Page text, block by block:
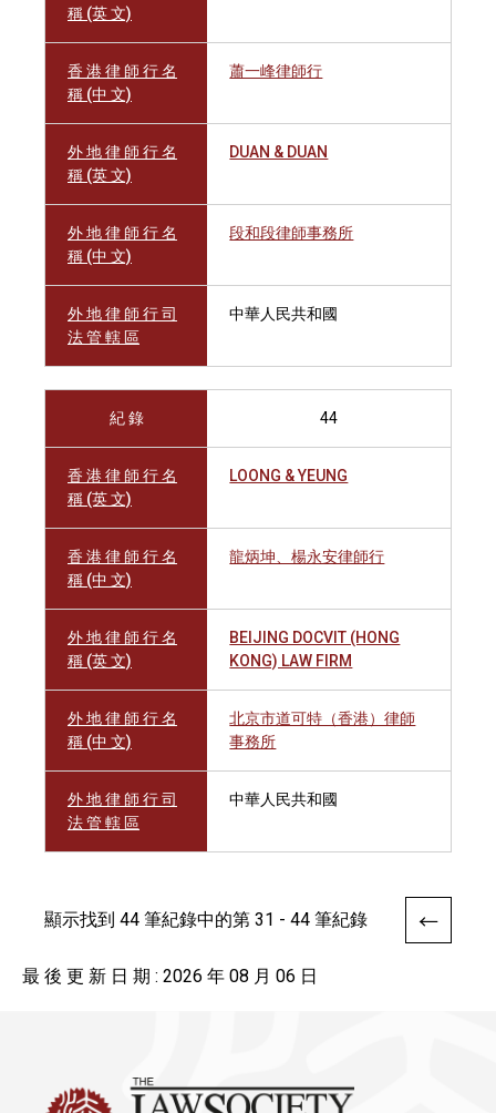
稱 (英 文)
香 港 律 師 行 名
稱 (中 文)
蕭一峰律師行
外 地 律 師 行 名
稱 (英 文)
DUAN & DUAN
外 地 律 師 行 名
稱 (中 文)
段和段律師事務所
外 地 律 師 行 司
法 管 轄 區
中華人民共和國
紀 錄 44
香 港 律 師 行 名
稱 (英 文)
LOONG & YEUNG
香 港 律 師 行 名
稱 (中 文)
龍炳坤、楊永安律師行
外 地 律 師 行 名
稱 (英 文)
BEIJING DOCVIT (HONG
KONG) LAW FIRM
外 地 律 師 行 名
稱 (中 文)
北京市道可特（香港）律師
事務所
外 地 律 師 行 司
法 管 轄 區
中華人民共和國
顯示找到 44 筆紀錄中的第 31 - 44 筆紀錄
最 後 更 新 日 期 : 2026 年 08 月 06 日